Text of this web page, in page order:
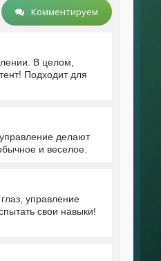
Комментируем
В целом,
Подходит для
делают
и веселое.
управление
свои навыки!